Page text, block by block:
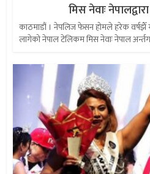
मिस नेवाः
काठमाडौं । नेपलिज फेसन होमले हरेक वर्षझैँ
लागेको नेपाल टेलिकम मिस नेवाः नेपाल